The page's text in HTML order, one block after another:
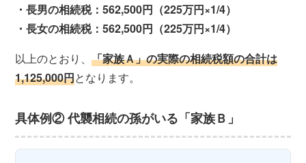
・長男の相続税：562,500円（225万円×1/4）
・長女の相続税：562,500円（225万円×1/4）
以上のとおり、「家族Ａ」の実際の相続税額の合計は
1,125,000円となります。
具体例② 代襲相続の孫がいる「家族Ｂ」